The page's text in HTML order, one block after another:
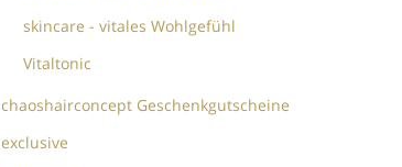
skincare - vitales Wohlgefühl
Vitaltonic
chaoshairconcept Geschenkgutscheine
exclusive